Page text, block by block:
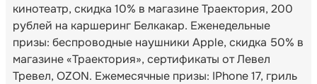
кинотеатр, скидка 10% в магазине Траектория, 200
рублей на каршеринг Белкакар. Еженедельные
призы: беспроводные наушники Apple, скидка 50% в
магазине «Траектория», сертификаты от Левел
Тревел, OZON. Ежемесячные призы: IPhone 17, гриль